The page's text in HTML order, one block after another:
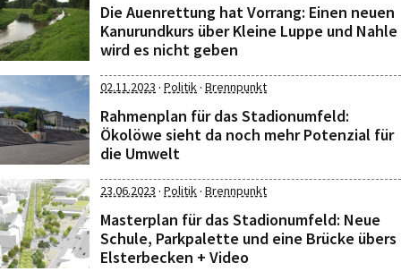
Die Auenrettung hat Vorrang: Einen neuen
Kanurundkurs über Kleine Luppe und Nahle
wird es nicht geben
02.11.2023 · Politik· Brennpunkt
Rahmenplan für das Stadionumfeld:
Ökolöwe sieht da noch mehr Potenzial für
die Umwelt
23.06.2023 · Politik· Brennpunkt
Masterplan für das Stadionumfeld: Neue
Schule, Parkpalette und eine Brücke übers
Elsterbecken + Video